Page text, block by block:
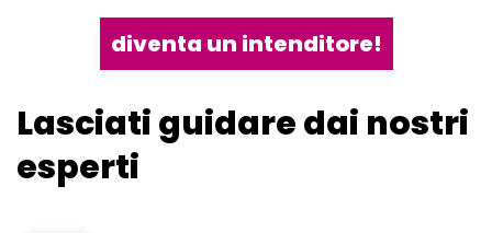
diventa un intenditore!
Lasciati guidare dai nostri
esperti